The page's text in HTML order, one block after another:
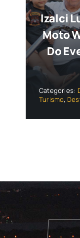
Izalci
Moto
Do
Categories:
Turismo,